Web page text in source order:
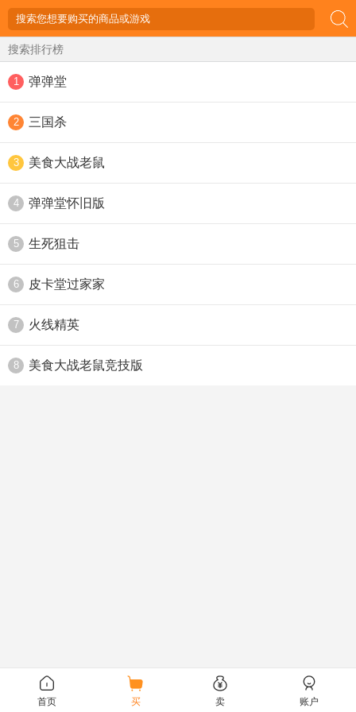
搜索排行榜
1 弹弹堂
2 三国杀
3 美食大战老鼠
4 弹弹堂怀旧版
5 生死狙击
6 皮卡堂过家家
7 火线精英
8 美食大战老鼠竞技版
首页 买 卖 账户